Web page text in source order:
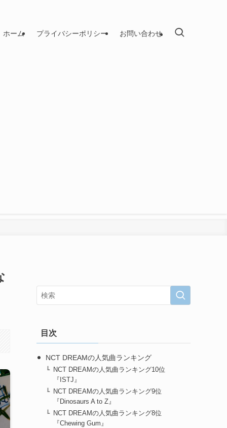
ホーム プライバシーポリシー お問い合わせ
目次
NCT DREAMの人気曲ランキング
NCT DREAMの人気曲ランキング10位
『ISTJ』
NCT DREAMの人気曲ランキング9位
『Dinosaurs A to Z』
NCT DREAMの人気曲ランキング8位
『Chewing Gum』